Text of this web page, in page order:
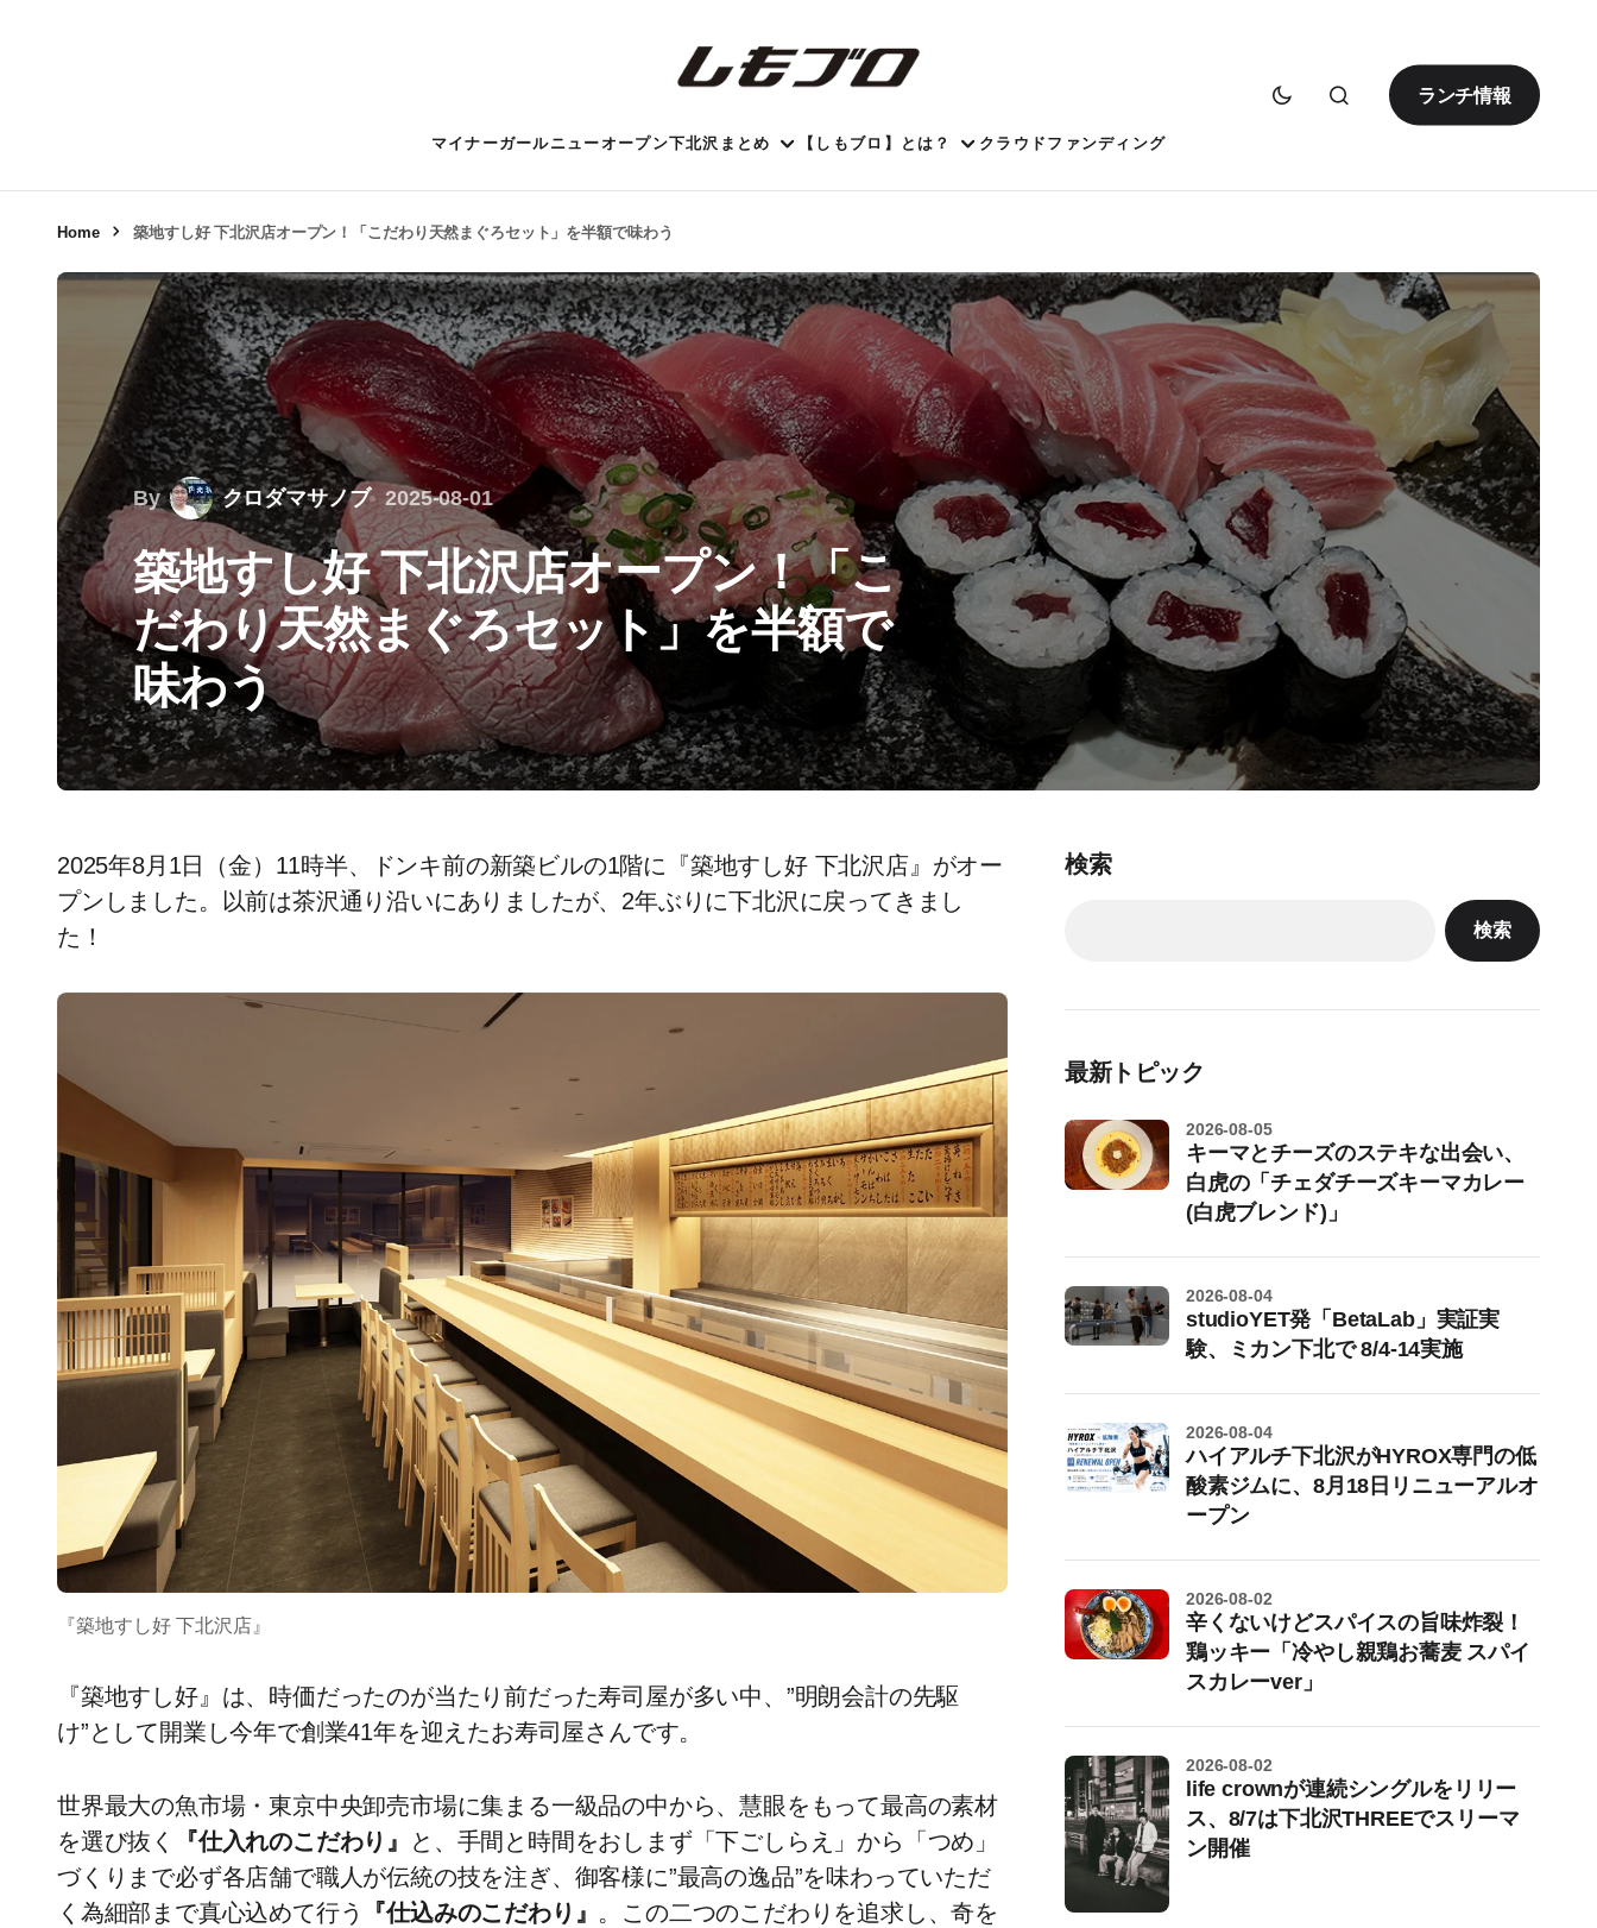
ランチ情報
マイナーガールニューオープン下北沢まとめ 【しもブロ】とは？ クラウドファンディング
Home 築地すし好 下北沢店オープン！「こだわり天然まぐろセット」を半額で味わう
By クロダマサノブ 2025-08-01
築地すし好 下北沢店オープン！「こ
だわり天然まぐろセット」を半額で
味わう
2025年8月1日（金）11時半、ドンキ前の新築ビルの1階に『築地すし好 下北沢店』がオー
プンしました。以前は茶沢通り沿いにありましたが、2年ぶりに下北沢に戻ってきまし
た！
『築地すし好 下北沢店』
『築地すし好』は、時価だったのが当たり前だった寿司屋が多い中、”明朗会計の先駆
け”として開業し今年で創業41年を迎えたお寿司屋さんです。
世界最大の魚市場・東京中央卸売市場に集まる一級品の中から、慧眼をもって最高の素材
を選び抜く
『仕入れのこだわり』
と、手間と時間をおしまず「下ごしらえ」から「つめ」
づくりまで必ず各店舗で職人が伝統の技を注ぎ、御客様に”最高の逸品”を味わっていただ
く為細部まで真心込めて行う
『仕込みのこだわり』 。この二つのこだわりを追求し、奇を
検索
検索
最新トピック
キーマとチーズのステキな出会い、
白虎の「チェダチーズキーマカレー
(白虎ブレンド)」
2026-08-05
studioYET発「BetaLab」実証実
験、ミカン下北で 8/4-14実施
2026-08-04
ハイアルチ下北沢がHYROX専門の低
酸素ジムに、8月18日リニューアルオ
ープン
2026-08-04
辛くないけどスパイスの旨味炸裂！
鶏ッキー「冷やし親鶏お蕎麦 スパイ
スカレーver」
2026-08-02
life crownが連続シングルをリリー
ス、8/7は下北沢THREEでスリーマ
ン開催
2026-08-02